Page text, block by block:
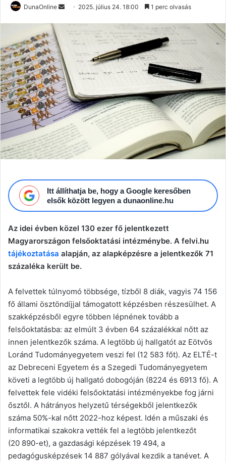
DunaOnline
Send 2025. július 24. 18:00 1 perc olvasás
Itt állíthatja be, hogy a Google keresőben
elsők között legyen a dunaonline.hu
Az idei évben közel 130 ezer fő jelentkezett
Magyarországon felsőoktatási intézménybe. A felvi.hu
tájékoztatása alapján, az alapképzésre a jelentkezők 71
százaléka került be.
A felvettek túlnyomó többsége, tízből 8 diák, vagyis 74 156
fő állami ösztöndíjjal támogatott képzésben részesülhet. A
szakképzésből egyre többen lépnének tovább a
felsőoktatásba: az elmúlt 3 évben 64 százalékkal nőtt az
innen jelentkezők száma. A legtöbb új hallgatót az Eötvös
Loránd Tudományegyetem veszi fel (12 583 főt). Az ELTÉ-t
az Debreceni Egyetem és a Szegedi Tudományegyetem
követi a legtöbb új hallgató dobogóján (8224 és 6913 fő). A
felvettek fele vidéki felsőoktatási intézményekbe fog járni
ősztől. A hátrányos helyzetű térségekből jelentkezők
száma 50%-kal nőtt 2022-hoz képest. Idén a műszaki és
informatikai szakokra vették fel a legtöbb jelentkezőt
(20 890-et), a gazdasági képzések 19 494, a
pedagógusképzések 14 887 gólyával kezdik a tanévet. A